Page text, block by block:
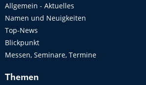
Allgemein - Aktuelles
Namen und Neuigkeiten
Top-News
Blickpunkt
Messen, Seminare, Termine
Themen